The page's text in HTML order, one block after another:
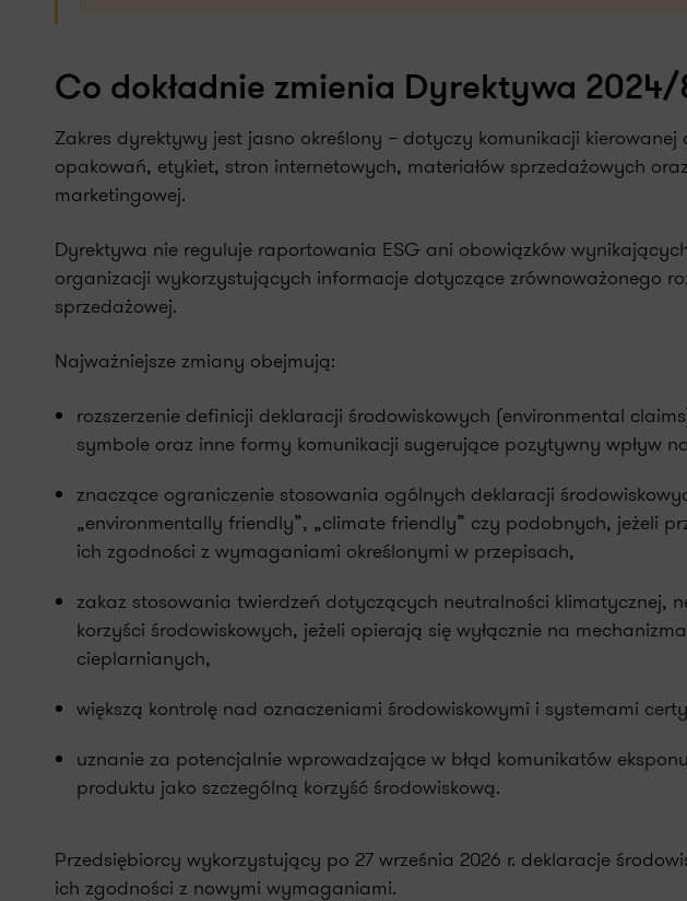
Co dokładnie zmienia Dyrektywa 2024/
Zakres dyrektywy jest jasno określony – dotyczy komunikacji
opakowań, etykiet, stron internetowych, materiałów sprzedażowych
marketingowej.
Dyrektywa nie reguluje raportowania ESG ani obowiązków
organizacji wykorzystujących informacje dotyczące zrównoważonego
sprzedażowej.
Najważniejsze zmiany obejmują:
rozszerzenie definicji deklaracji środowiskowych (environmental
symbole oraz inne formy komunikacji sugerujące pozytywny wpływ
znaczące ograniczenie stosowania ogólnych deklaracji
„environmentally friendly”, „climate friendly” czy podobnych, jeżeli
ich zgodności z wymaganiami określonymi w przepisach,
zakaz stosowania twierdzeń dotyczących neutralności klimatycznej,
korzyści środowiskowych, jeżeli opierają się wyłącznie na
cieplarnianych,
większą kontrolę nad oznaczeniami środowiskowymi i systemami
uznanie za potencjalnie wprowadzające w błąd komunikatów
produktu jako szczególną korzyść środowiskową.
Przedsiębiorcy wykorzystujący po 27 września 2026 r. deklaracje
ich zgodności z nowymi wymaganiami.